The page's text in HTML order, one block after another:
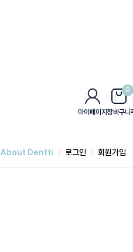
마이페이지
0
장바구니
About Dentti 로그인 회원가입